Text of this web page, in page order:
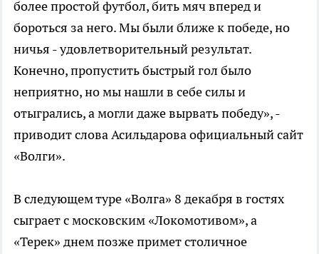
более простой футбол, бить мяч вперед и
бороться за него. Мы были ближе к победе, но
ничья - удовлетворительный результат.
Конечно, пропустить быстрый гол было
неприятно, но мы нашли в себе силы и
отыгрались, а могли даже вырвать победу», -
приводит слова Асильдарова официальный сайт
«Волги».
В следующем туре «Волга» 8 декабря в гостях
сыграет с московским «Локомотивом», а
«Терек» днем позже примет столичное